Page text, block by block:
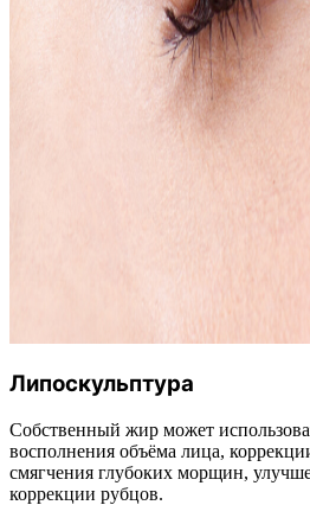
Липоскульптура
Собственный жир может
восполнения объёма лица,
смягчения глубоких морщин,
коррекции рубцов.